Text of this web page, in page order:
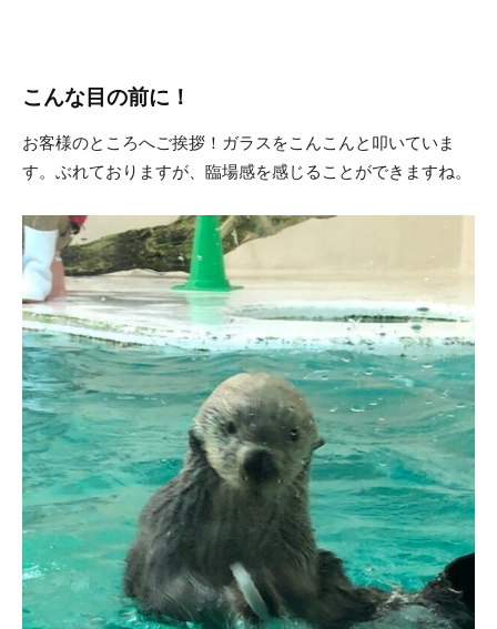
こんな目の前に！
お客様のところへご挨拶！ガラスをこんこんと叩いていま
す。ぶれておりますが、臨場感を感じることができますね。